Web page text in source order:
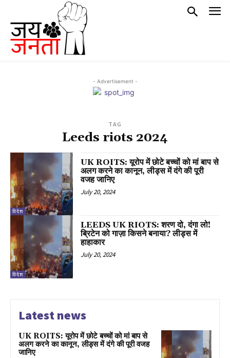
- Advertisement -
TAG
Leeds riots 2024
विदेश
UK ROITS: यूरोप में छोटे बच्चों को मां बाप से
अलग करने का कानून, लीड्स में दंगे की पूरी
वजह जानिए
July 20, 2024
विदेश
LEEDS UK RIOTS: शरण दो, दंगा लो!
ब्रिटेन को गाज़ा किसने बनाया? लीड्स में
हाहाकार
July 20, 2024
Latest news
UK ROITS: यूरोप में छोटे बच्चों को मां बाप से
अलग करने का कानून, लीड्स में दंगे की पूरी वजह
जानिए